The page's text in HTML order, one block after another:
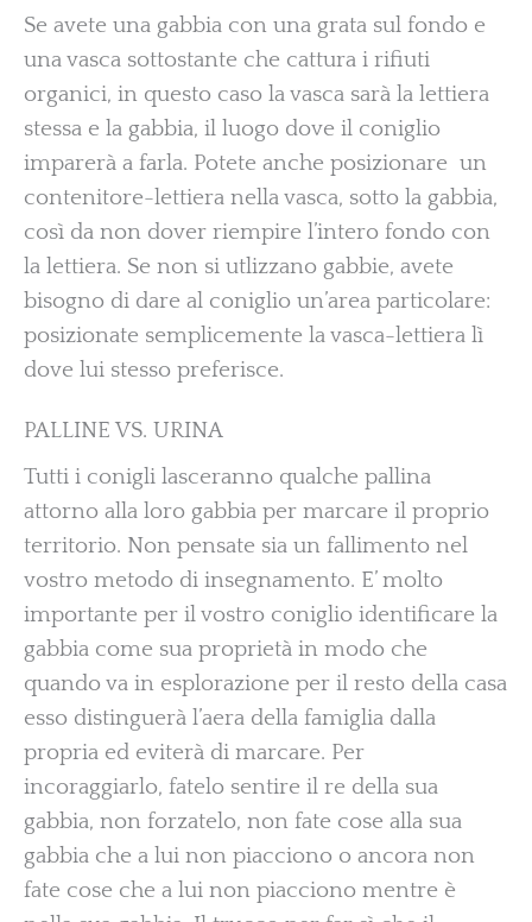
Se avete una gabbia con una grata sul fondo e
una vasca sottostante che cattura i rifiuti
organici, in questo caso la vasca sarà la lettiera
stessa e la gabbia, il luogo dove il coniglio
imparerà a farla. Potete anche posizionare un
contenitore-lettiera nella vasca, sotto la gabbia,
così da non dover riempire l’intero fondo con
la lettiera. Se non si utlizzano gabbie, avete
bisogno di dare al coniglio un’area particolare:
posizionate semplicemente la vasca-lettiera lì
dove lui stesso preferisce.
PALLINE VS. URINA
Tutti i conigli lasceranno qualche pallina
attorno alla loro gabbia per marcare il proprio
territorio. Non pensate sia un fallimento nel
vostro metodo di insegnamento. E’ molto
importante per il vostro coniglio identificare la
gabbia come sua proprietà in modo che
quando va in esplorazione per il resto della casa
esso distinguerà l’aera della famiglia dalla
propria ed eviterà di marcare. Per
incoraggiarlo, fatelo sentire il re della sua
gabbia, non forzatelo, non fate cose alla sua
gabbia che a lui non piacciono o ancora non
fate cose che a lui non piacciono mentre è